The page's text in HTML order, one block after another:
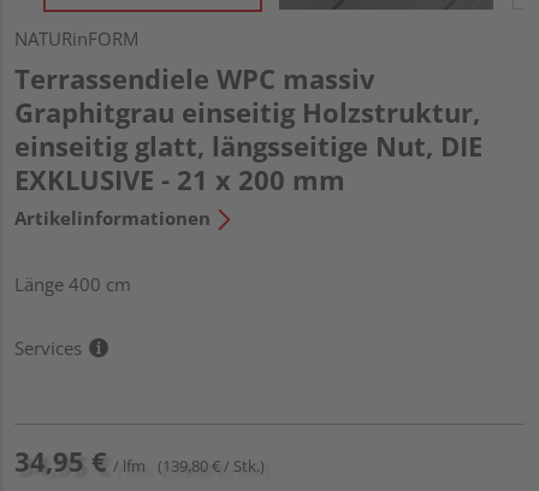
NATURinFORM
Terrassendiele WPC massiv
Graphitgrau einseitig Holzstruktur,
einseitig glatt, längsseitige Nut, DIE
EXKLUSIVE - 21 x 200 mm
Artikelinformationen
Länge 400 cm
Services
34,95 € / lfm (139,80 € / Stk.)